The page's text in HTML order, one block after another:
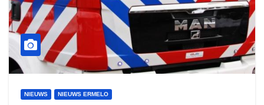
NIEUWS NIEUWS ERMELO